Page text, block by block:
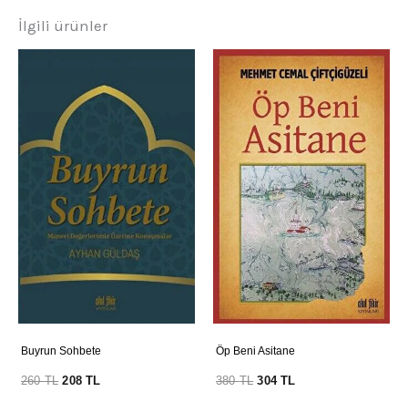
İlgili ürünler
Buyrun Sohbete
260TL 208TL
Öp Beni Asitane
380TL 304TL